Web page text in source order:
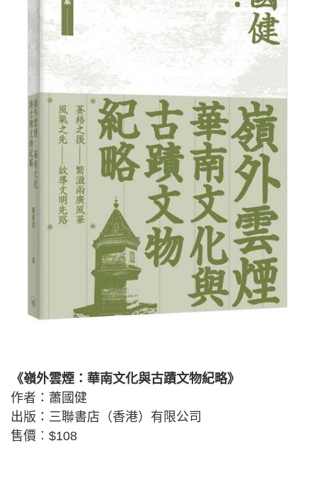
《嶺外雲煙：華南文化與古蹟文物紀略》
作者：蕭國健
出版：三聯書店（香港）有限公司
售價︰$108